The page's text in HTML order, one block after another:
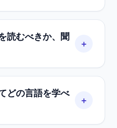
読むべきか、聞
+
どの言語を学べ
+